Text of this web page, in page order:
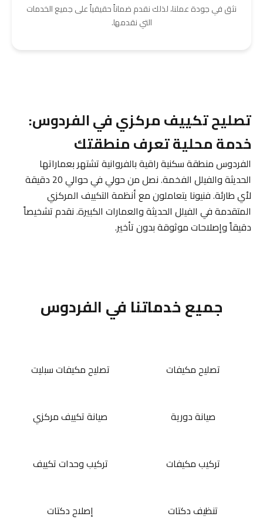
نثق في جودة عملنا، لذلك نقدم ضماناً حقيقياً على جميع الخدمات
التي نقدمها.
تصليح تكييف مركزي في الفردوس:
خدمة محلية تعرف منطقتك
الفردوس منطقة سكنية راقية بالفروانية تشتهر بعماراتها
الحديثة والفيلل الفخمة. نصل من حولي في حوالي 20 دقيقة
لأي طارئة. فنيونا يتعاملون مع أنظمة التكييف المركزي
المتقدمة في الفيلل الحديثة والعمارات الكبيرة. نقدم تشخيصاً
دقيقاً وإصلاحات موثوقة بدون تأخير.
جميع خدماتنا في الفردوس
تصليح مكيفات تصليح مكيفات سبليت
صيانة دورية صيانة تكييف مركزي
تركيب مكيفات تركيب وحدات تكييف
تنظيف دكتات إصلاح دكتات